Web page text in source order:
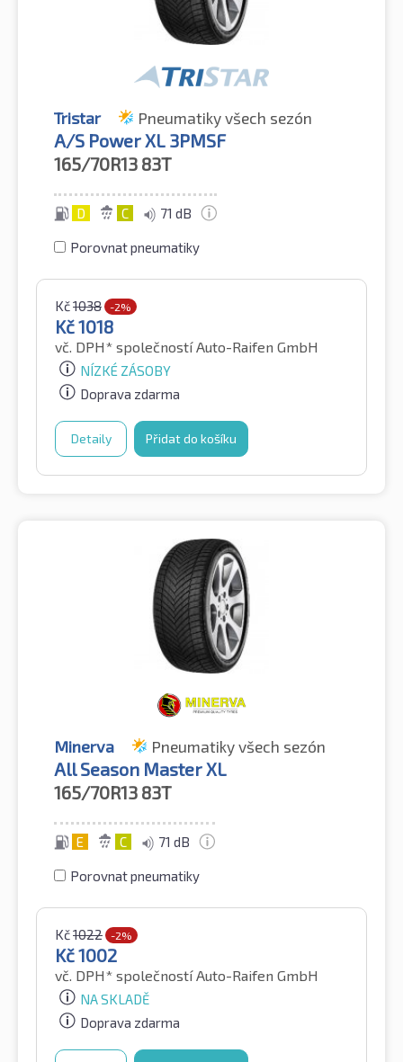
Tristar Pneumatiky všech sezón
A/S Power XL 3PMSF
165/70R13 83T
D C 71 dB
Porovnat pneumatiky
Kč1038 -2%
Kč1018
vč. DPH* společností Auto-Raifen GmbH
NÍZKÉ ZÁSOBY
Doprava zdarma
Detaily Přidat do košíku
Minerva Pneumatiky všech sezón
All Season Master XL
165/70R13 83T
E C 71 dB
Porovnat pneumatiky
Kč1022 -2%
Kč1002
vč. DPH* společností Auto-Raifen GmbH
NA SKLADĚ
Doprava zdarma